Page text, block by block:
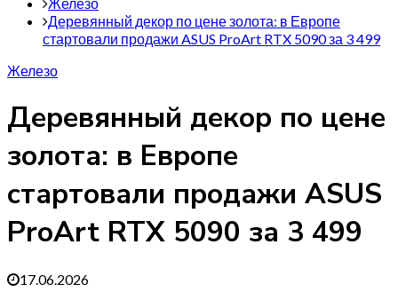
Деревянный декор по цене золота: в Европе
стартовали продажи ASUS ProArt RTX 5090 за 3 499
Железо
Деревянный декор по цене
золота: в Европе
стартовали продажи ASUS
ProArt RTX 5090 за 3 499
17.06.2026